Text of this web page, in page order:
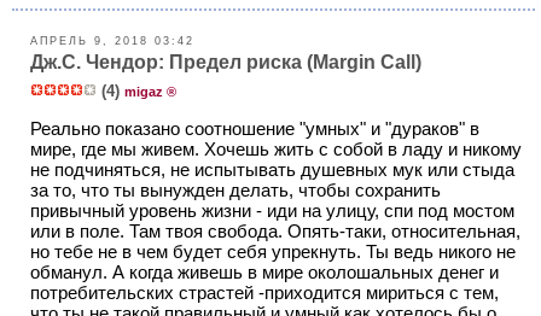
АПРЕЛЬ 9, 2018 03:42
Дж.С. Чендор: Предел риска (Margin Call)
(4) migaz ®
Реально показано соотношение "умных" и "дураков" в
мире, где мы живем. Хочешь жить с собой в ладу и никому
не подчиняться, не испытывать душевных мук или стыда
за то, что ты вынужден делать, чтобы сохранить
привычный уровень жизни - иди на улицу, спи под мостом
или в поле. Там твоя свобода. Опять-таки, относительная,
но тебе не в чем будет себя упрекнуть. Ты ведь никого не
обманул. А когда живешь в мире околошальных денег и
потребительских страстей -приходится мириться с тем,